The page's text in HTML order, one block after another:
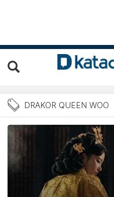
BeritaDRAKOR QUEEN WOO